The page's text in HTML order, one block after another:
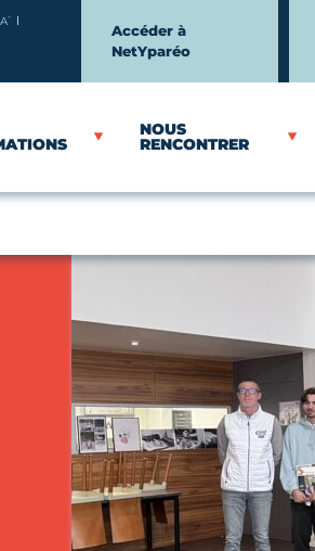
le texte
A-
Réduire le texte
Accéder à
NetYparéo
NOUS
RENCONTRER